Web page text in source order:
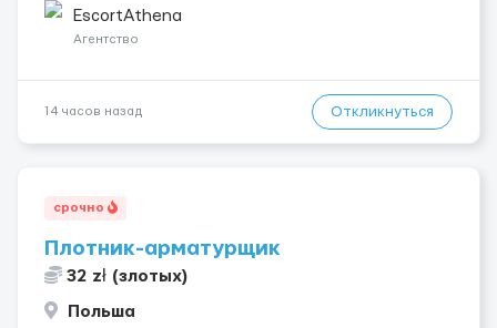
хорошие деньги 💶 — это предложение для тебя! 🔹
Требования: ✔️ Возраст от ...
EscortAthena
Агентство
14 часов назад Откликнуться
срочно
Плотник-арматурщик
32 zł (злотых)
Польша